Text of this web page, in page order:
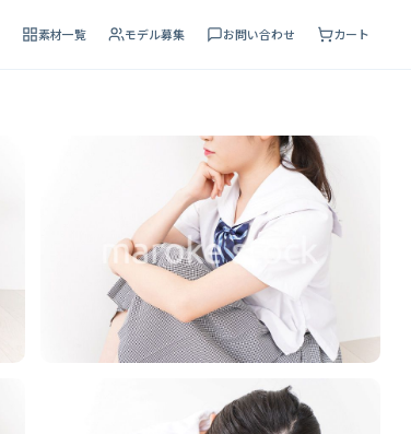
素材一覧 モデル募集 お問い合わせ カート